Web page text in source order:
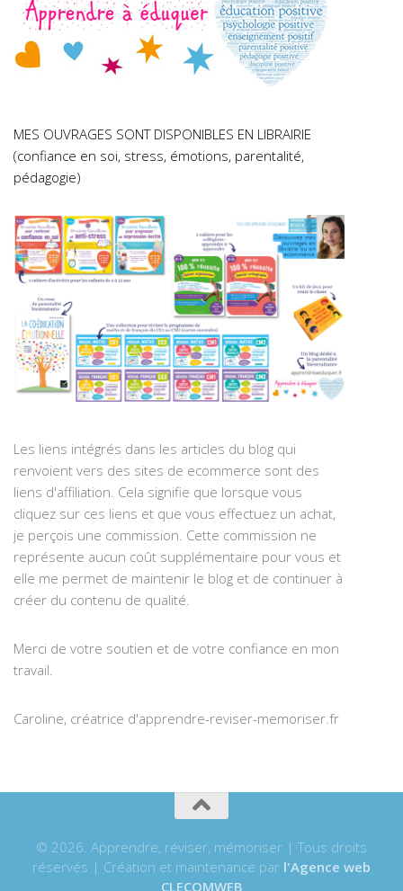
MES OUVRAGES SONT DISPONIBLES EN LIBRAIRIE
(confiance en soi, stress, émotions, parentalité,
pédagogie)
Les liens intégrés dans les articles du blog qui
renvoient vers des sites de ecommerce sont des
liens d'affiliation. Cela signifie que lorsque vous
cliquez sur ces liens et que vous effectuez un achat,
je perçois une commission. Cette commission ne
représente aucun coût supplémentaire pour vous et
elle me permet de maintenir le blog et de continuer à
créer du contenu de qualité.
Merci de votre soutien et de votre confiance en mon
travail.
Caroline, créatrice d'apprendre-reviser-memoriser.fr
© 2026. Apprendre, réviser, mémoriser | Tous droits
réservés | Création et maintenance par l'Agence web
CLECOMWEB